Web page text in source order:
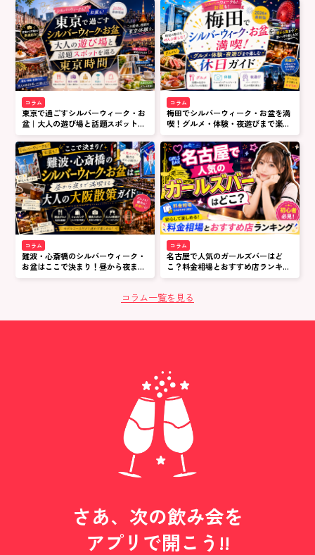
コラム
東京で過ごすシルバーウィーク・お
盆｜大人の遊び場と話題スポットを
巡る東京時間
コラム
梅田でシルバーウィーク・お盆を満
喫！グルメ・体験・夜遊びまで楽し
む休日ガイド
コラム
難波・心斎橋のシルバーウィーク・
お盆はここで決まり！昼から夜まで
満喫する大人の大阪散策ガイド
コラム
名古屋で人気のガールズバーはど
こ？料金相場とおすすめ店ランキン
グ
コラム一覧を見る
さあ、次の飲み会を
アプリで開こう!!